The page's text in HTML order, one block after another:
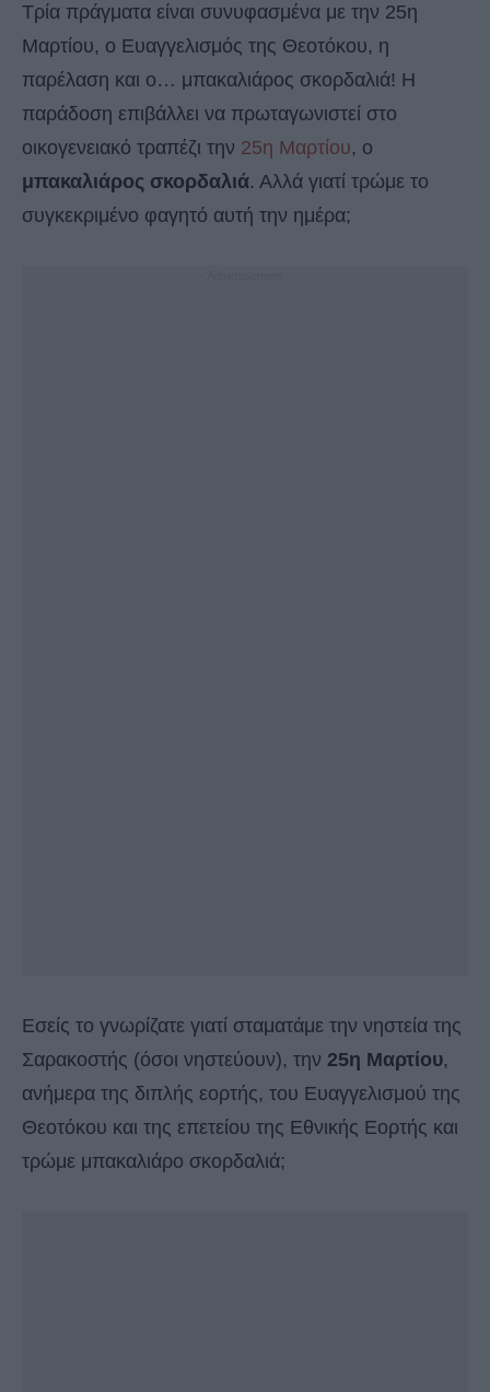
Τρία πράγματα είναι συνυφασμένα με την 25η
Μαρτίου, ο Ευαγγελισμός της Θεοτόκου, η
παρέλαση και ο… μπακαλιάρος σκορδαλιά! Η
παράδοση επιβάλλει να πρωταγωνιστεί στο
οικογενειακό τραπέζι την 25η Μαρτίου, ο
μπακαλιάρος σκορδαλιά. Αλλά γιατί τρώμε το
συγκεκριμένο φαγητό αυτή την ημέρα;
Εσείς το γνωρίζατε γιατί σταματάμε την νηστεία της
Σαρακοστής (όσοι νηστεύουν), την 25η Μαρτίου,
ανήμερα της διπλής εορτής, του Ευαγγελισμού της
Θεοτόκου και της επετείου της Εθνικής Εορτής και
τρώμε μπακαλιάρο σκορδαλιά;